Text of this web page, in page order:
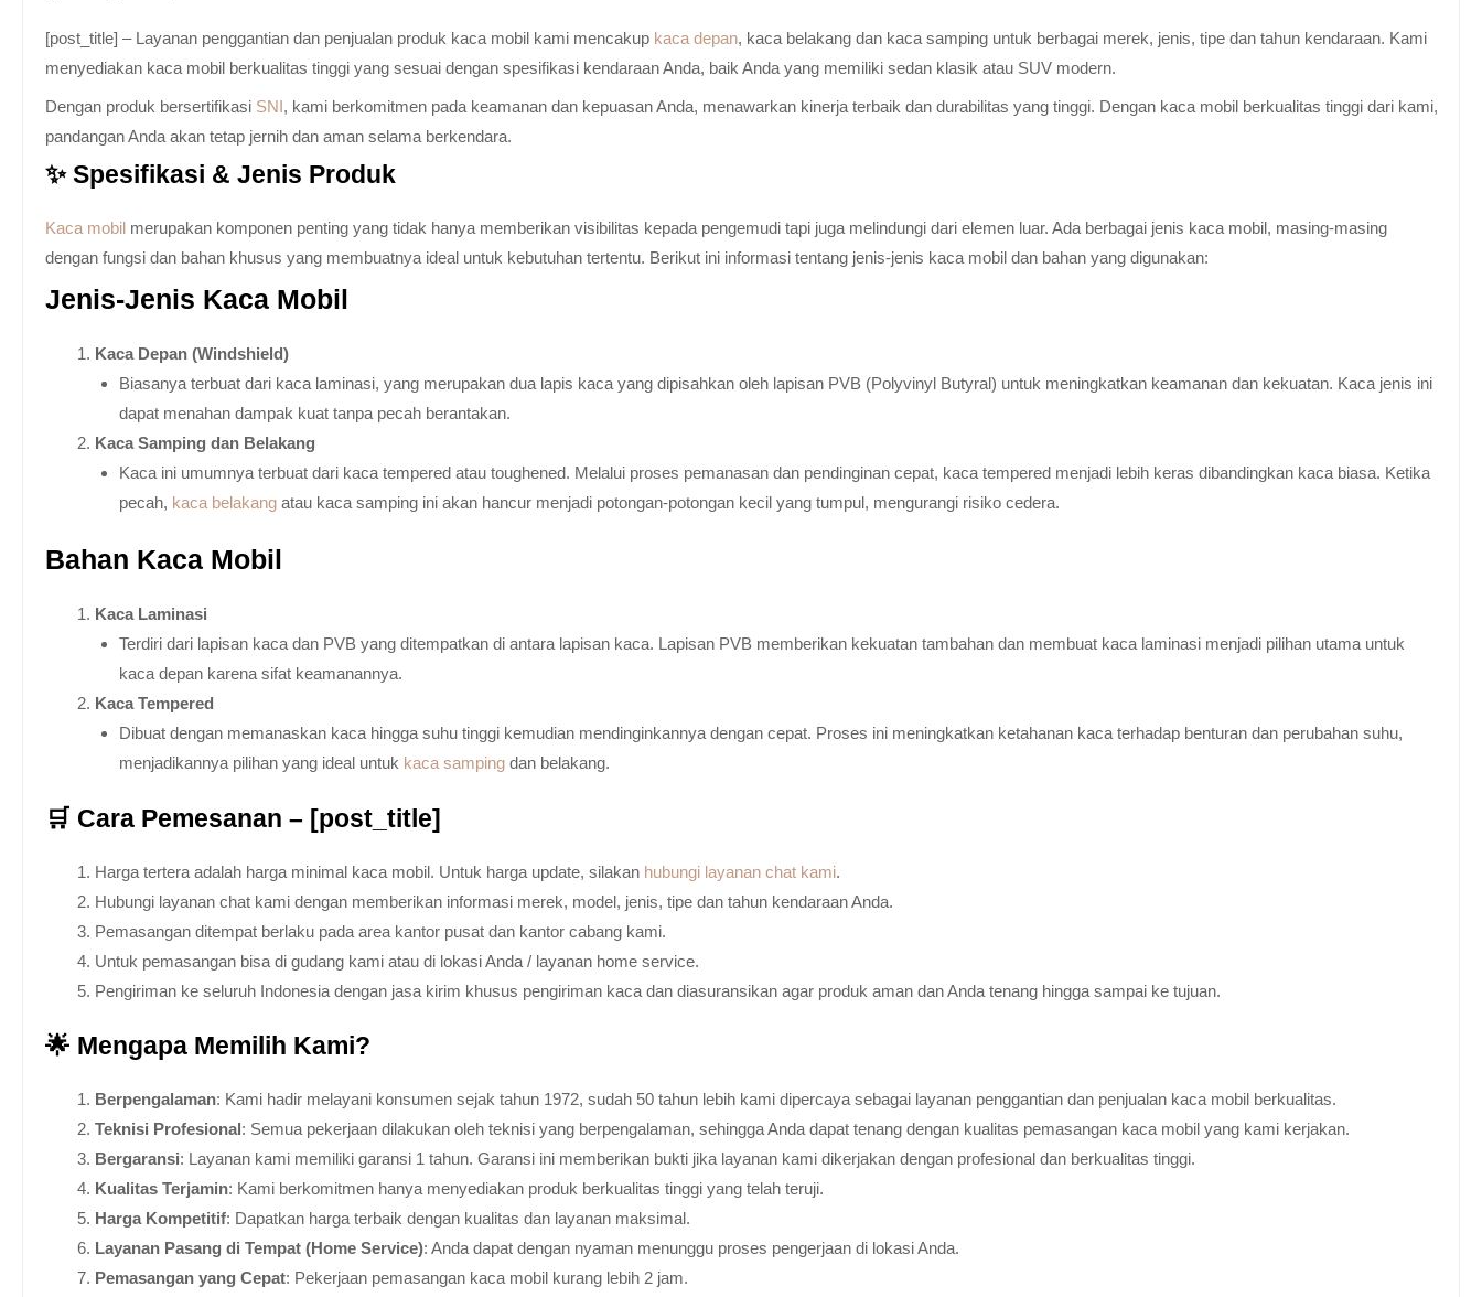
[post_title] – Layanan penggantian dan penjualan produk kaca mobil kami mencakup kaca depan, kaca belakang dan kaca samping untuk berbagai merek, jenis, tipe dan tahun kendaraan. Kami
menyediakan kaca mobil berkualitas tinggi yang sesuai dengan spesifikasi kendaraan Anda, baik Anda yang memiliki sedan klasik atau SUV modern.
Dengan produk bersertifikasi SNI, kami berkomitmen pada keamanan dan kepuasan Anda, menawarkan kinerja terbaik dan durabilitas yang tinggi. Dengan kaca mobil berkualitas tinggi dari kami,
pandangan Anda akan tetap jernih dan aman selama berkendara.
✨ Spesifikasi & Jenis Produk
Kaca mobilmerupakan komponen penting yang tidak hanya memberikan visibilitas kepada pengemudi tapi juga melindungi dari elemen luar. Ada berbagai jenis kaca mobil, masing-masing
dengan fungsi dan bahan khusus yang membuatnya ideal untuk kebutuhan tertentu. Berikut ini informasi tentang jenis-jenis kaca mobil dan bahan yang digunakan:
Jenis-Jenis Kaca Mobil
Kaca Depan (Windshield)
Biasanya terbuat dari kaca laminasi, yang merupakan dua lapis kaca yang dipisahkan oleh lapisan PVB (Polyvinyl Butyral) untuk meningkatkan keamanan dan kekuatan. Kaca jenis ini
dapat menahan dampak kuat tanpa pecah berantakan.
Kaca Samping dan Belakang
Kaca ini umumnya terbuat dari kaca tempered atau toughened. Melalui proses pemanasan dan pendinginan cepat, kaca tempered menjadi lebih keras dibandingkan kaca biasa. Ketika
pecah, kaca belakang atau kaca samping ini akan hancur menjadi potongan-potongan kecil yang tumpul, mengurangi risiko cedera.
Bahan Kaca Mobil
Kaca Laminasi
Terdiri dari lapisan kaca dan PVB yang ditempatkan di antara lapisan kaca. Lapisan PVB memberikan kekuatan tambahan dan membuat kaca laminasi menjadi pilihan utama untuk
kaca depan karena sifat keamanannya.
Kaca Tempered
Dibuat dengan memanaskan kaca hingga suhu tinggi kemudian mendinginkannya dengan cepat. Proses ini meningkatkan ketahanan kaca terhadap benturan dan perubahan suhu,
menjadikannya pilihan yang ideal untuk kaca samping dan belakang.
🛒 Cara Pemesanan – [post_title]
Harga tertera adalah harga minimal kaca mobil. Untuk harga update, silakan hubungi layanan chat kami.
Hubungi layanan chat kami dengan memberikan informasi merek, model, jenis, tipe dan tahun kendaraan Anda.
Pemasangan ditempat berlaku pada area kantor pusat dan kantor cabang kami.
Untuk pemasangan bisa di gudang kami atau di lokasi Anda / layanan home service.
Pengiriman ke seluruh Indonesia dengan jasa kirim khusus pengiriman kaca dan diasuransikan agar produk aman dan Anda tenang hingga sampai ke tujuan.
🌟 Mengapa Memilih Kami?
Berpengalaman: Kami hadir melayani konsumen sejak tahun 1972, sudah 50 tahun lebih kami dipercaya sebagai layanan penggantian dan penjualan kaca mobil berkualitas.
Teknisi Profesional: Semua pekerjaan dilakukan oleh teknisi yang berpengalaman, sehingga Anda dapat tenang dengan kualitas pemasangan kaca mobil yang kami kerjakan.
Bergaransi: Layanan kami memiliki garansi 1 tahun. Garansi ini memberikan bukti jika layanan kami dikerjakan dengan profesional dan berkualitas tinggi.
Kualitas Terjamin: Kami berkomitmen hanya menyediakan produk berkualitas tinggi yang telah teruji.
Harga Kompetitif: Dapatkan harga terbaik dengan kualitas dan layanan maksimal.
Layanan Pasang di Tempat (Home Service): Anda dapat dengan nyaman menunggu proses pengerjaan di lokasi Anda.
Pemasangan yang Cepat: Pekerjaan pemasangan kaca mobil kurang lebih 2 jam.